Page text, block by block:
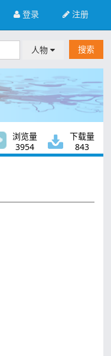
注册
登录
人物 搜索
浏览量
3954
下载量
843